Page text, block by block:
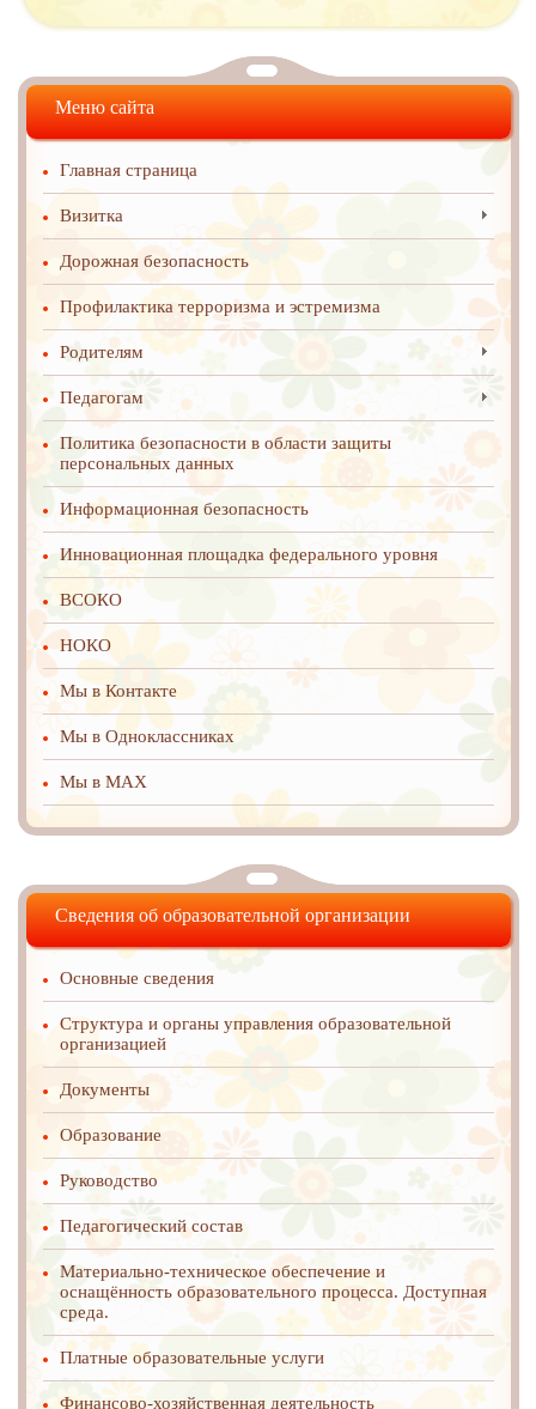
Меню сайта
Главная страница
Визитка
Дорожная безопасность
Профилактика терроризма и эстремизма
Родителям
Педагогам
Политика безопасности в области защиты
персональных данных
Информационная безопасность
Инновационная площадка федерального уровня
ВСОКО
НОКО
Мы в Контакте
Мы в Одноклассниках
Мы в MAX
Сведения об образовательной организации
Основные сведения
Структура и органы управления образовательной
организацией
Документы
Образование
Руководство
Педагогический состав
Материально-техническое обеспечение и
оснащённость образовательного процесса. Доступная
среда.
Платные образовательные услуги
Финансово-хозяйственная деятельность